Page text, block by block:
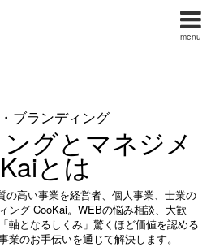
menu
ブランディング
グとマネジメ
とは
の高い事業を経営者、個人事業、士業の
ング CooKai。WEBの悩み相談、大歓
軸となるしくみ」驚くほど価値を認める
業のお手伝いを通じて解決します。